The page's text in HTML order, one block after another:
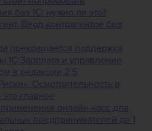
баз 1С: нужно ли это?
Ввод контрагентов без
прекращается поддержка
1С:Зарплата и управление
в редакции 2.5
Осмотрительность в
главное
онлайн-касс для
предпринимателей до 1